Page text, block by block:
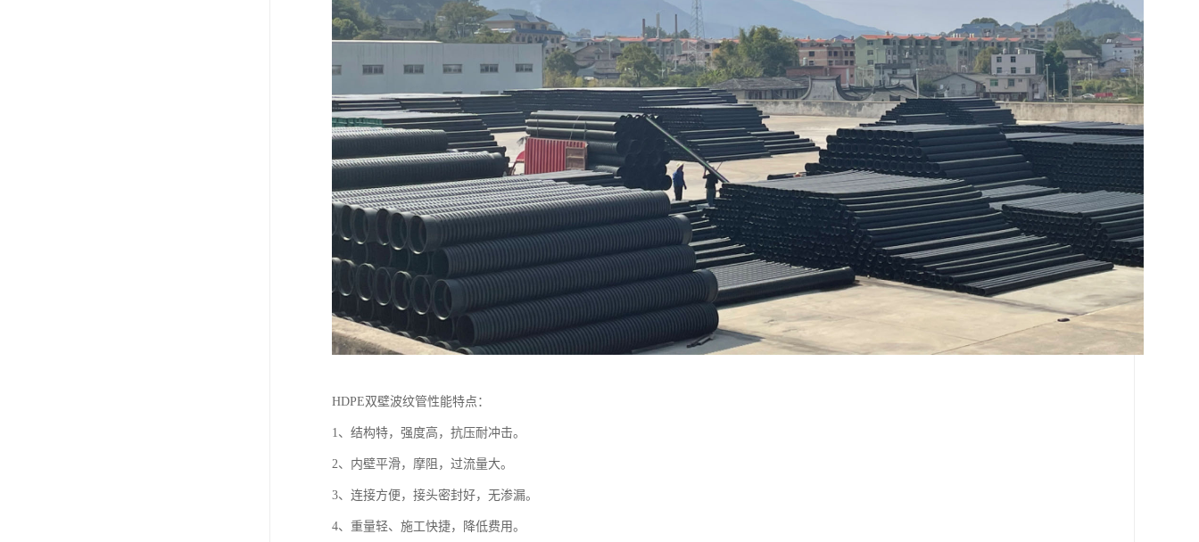
HDPE双壁波纹管性能特点：
1、结构特，强度高，抗压耐冲击。
2、内壁平滑，摩阻，过流量大。
3、连接方便，接头密封好，无渗漏。
4、重量轻、施工快捷，降低费用。